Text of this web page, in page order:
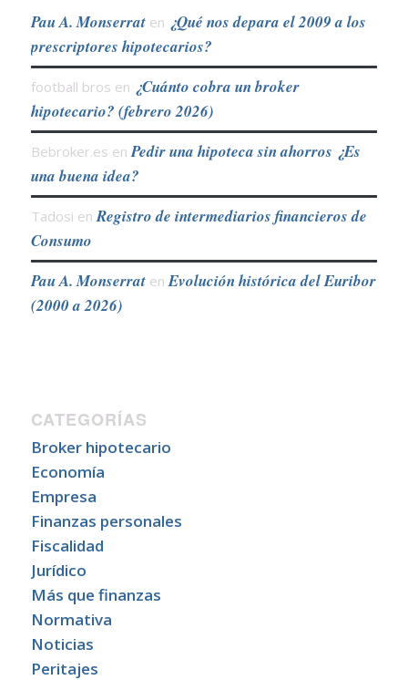
Pau A. Monserraten ¿Qué nos depara el 2009 a los
prescriptores hipotecarios?
football bros en ¿Cuánto cobra un broker
hipotecario? (febrero 2026)
Bebroker.es en Pedir una hipoteca sin ahorros ¿Es
una buena idea?
Tadosi en Registro de intermediarios financieros de
Consumo
Pau A. Monserraten Evolución histórica del Euribor
(2000 a 2026)
CATEGORÍAS
Broker hipotecario
Economía
Empresa
Finanzas personales
Fiscalidad
Jurídico
Más que finanzas
Normativa
Noticias
Peritajes